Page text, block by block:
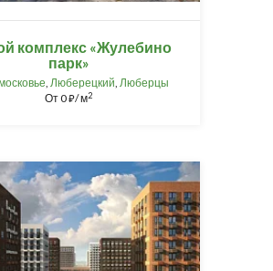
комплекс «Жулебино
парк»
, Люберецкий, Люберцы
От0⃏/ м2